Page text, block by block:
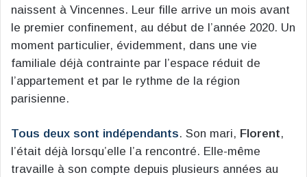
naissent à Vincennes. Leur fille arrive un mois avant
le premier confinement, au début de l’année 2020. Un
moment particulier, évidemment, dans une vie
familiale déjà contrainte par l’espace réduit de
l’appartement et par le rythme de la région
parisienne.
Tous deux sont indépendants. Son mari, Florent,
l’était déjà lorsqu’elle l’a rencontré. Elle-même
travaille à son compte depuis plusieurs années au